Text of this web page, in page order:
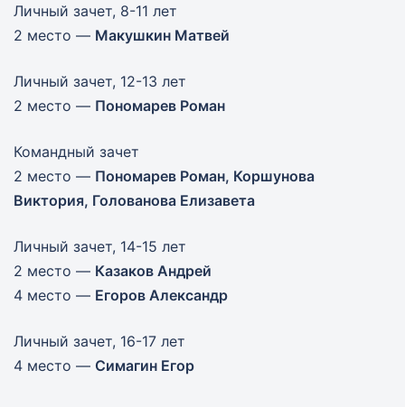
Личный зачет, 8-11 лет
2 место — Макушкин Матвей
Личный зачет, 12-13 лет
2 место — Пономарев Роман
Командный зачет
2 место — Пономарев Роман, Коршунова
Виктория, Голованова Елизавета
Личный зачет, 14-15 лет
2 место — Казаков Андрей
4 место — Егоров Александр
Личный зачет, 16-17 лет
4 место — Симагин Егор